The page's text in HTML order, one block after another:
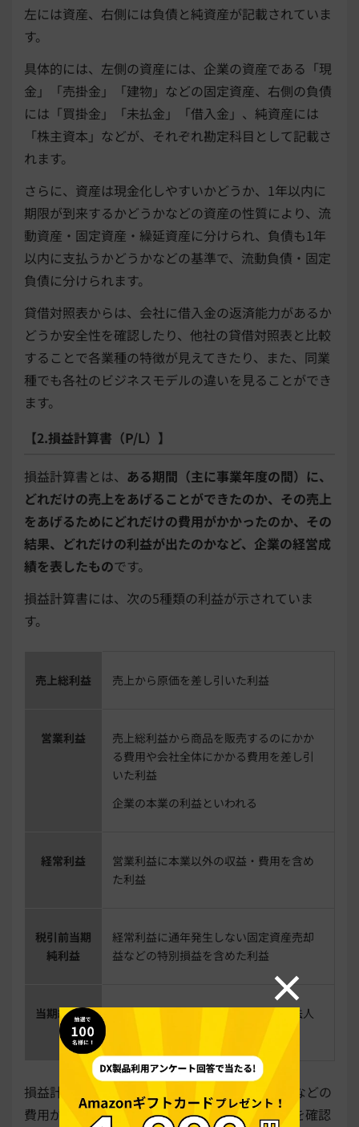
左には資産、右側には負債と純資産が記載されていま
す。
具体的には、左側の資産には、企業の資産である「現
金」「売掛金」「建物」などの固定資産、右側の負債
には「買掛金」「未払金」「借入金」、純資産には
「株主資本」などが、それぞれ勘定科目として記載さ
れます。
さらに、資産は現金化しやすいかどうか、1年以内に
期限が到来するかどうかなどの資産の性質により、流
動資産・固定資産・繰延資産に分けられ、負債も1年
以内に支払うかどうかなどの基準で、流動負債・固定
負債に分けられます。
貸借対照表からは、会社に借入金の返済能力があるか
どうか安全性を確認したり、他社の貸借対照表と比較
することで各業種の特徴が見えてきたり、また、同業
種でも各社のビジネスモデルの違いを見ることができ
ます。
【2.損益計算書（P/L）】
損益計算書とは、 ある期間（主に事業年度の間）に、
どれだけの売上をあげることができたのか、その売上
をあげるためにどれだけの費用がかかったのか、その
結果、どれだけの利益が出たのかなど、企業の経営成
績を表したものです。
損益計算書には、次の5種類の利益が示されていま
す。
売上総利益 売上から原価を差し引いた利益
営業利益
売上総利益から商品を販売するのにかか
る費用や会社全体にかかる費用を差し引
いた利益
企業の本業の利益といわれる
経常利益
営業利益に本業以外の収益・費用を含め
た利益
税引前当期
純利益
経常利益に通年発生しない固定資産売却
益などの特別損益を含めた利益
当期純利益
会計期間の全収益から全ての費用・法人
損益計算書では、原価率や人件費、広告宣伝費などの
費用がどれくらいかかっているか、損益分岐点を確認